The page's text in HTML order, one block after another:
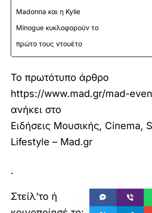
Madonna και η Kylie
Minogue κυκλοφορούν το
πρώτο τους ντουέτο
Το πρωτότυπο άρθρο
https://www.mad.gr/mad-
ανήκει στο
Ειδήσεις Μουσικής, Cinema,
Lifestyle – Mad.gr
.